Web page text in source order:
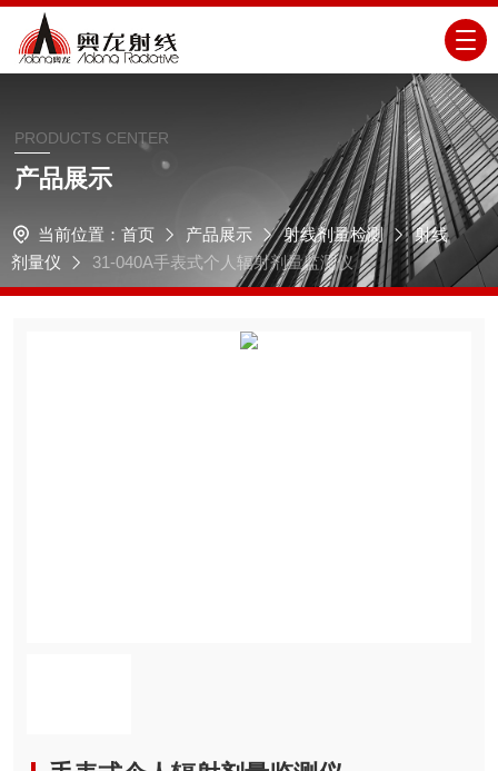
PRODUCTS CENTER
产品展示
当前位置： 首页 产品展示 射线剂量检测
射线
剂量仪
31-040A手表式个人辐射剂量监测仪